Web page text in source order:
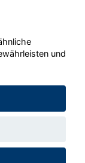
- 2026
und